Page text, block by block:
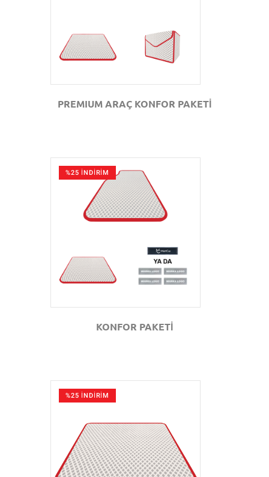
PREMIUM ARAÇ KONFOR PAKETİ
%25 İNDİRİM
KONFOR PAKETİ
%25 İNDİRİM
GÖZAT